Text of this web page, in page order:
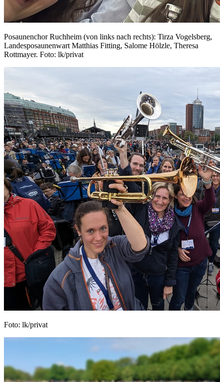
Posaunenchor Ruchheim (von links nach rechts): Tirza Vogelsberg,
Landesposaunenwart Matthias Fitting, Salome Hölzle, Theresa
Rottmayer. Foto: lk/privat
Foto: lk/privat